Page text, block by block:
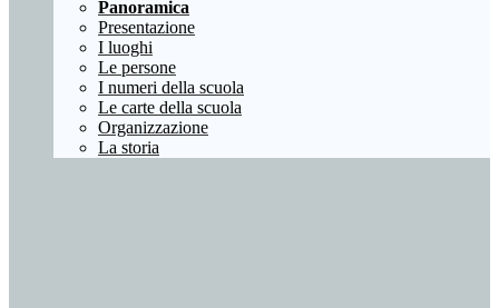
Panoramica
Presentazione
I luoghi
Le persone
I numeri della scuola
Le carte della scuola
Organizzazione
La storia